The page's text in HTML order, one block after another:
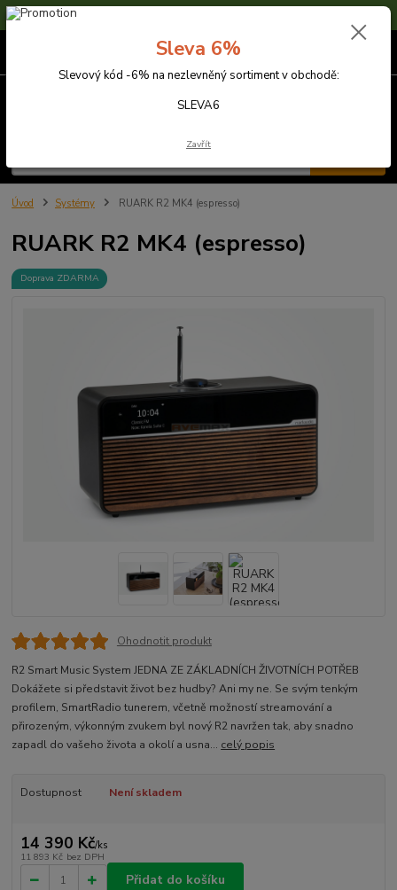
Sleva 6% na nezlevněné zboží s kódem SLEVA6
Úvod Systémy RUARK R2 MK4 (espresso)
RUARK R2 MK4 (espresso)
Doprava ZDARMA
Ohodnotit produkt
R2 Smart Music System JEDNA ZE ZÁKLADNÍCH ŽIVOTNÍCH POTŘEB
Dokážete si představit život bez hudby? Ani my ne. Se svým tenkým
profilem, SmartRadio tunerem, včetně možností streamování a
přirozeným, výkonným zvukem byl nový R2 navržen tak, aby snadno
zapadl do vašeho života a okolí a usna... celý popis
Dostupnost Není skladem
14 390 Kč/ks
11 893 Kč bez DPH
Přidat do košíku
Sleva 6%
Slevový kód -6% na nezlevněný sortiment v obchodě:
SLEVA6
Zavřít